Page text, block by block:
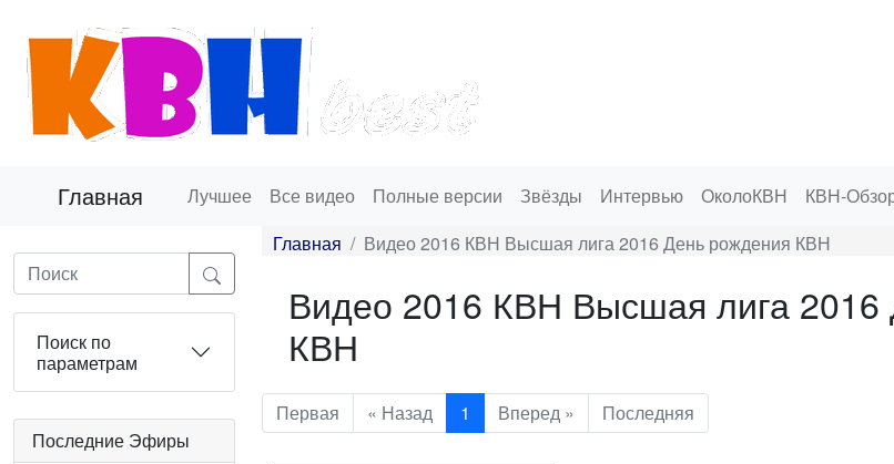
Главная Лучшее Все видео Полные версии Звёзды Интервью ОколоКВН КВН-
Поиск по
параметрам
Последние Эфиры
Главная Видео 2016 КВН Высшая лига 2016 День рождения КВН
Видео 2016 КВН Высшая лига 2016
КВН
Первая « Назад 1 Вперед » Последняя